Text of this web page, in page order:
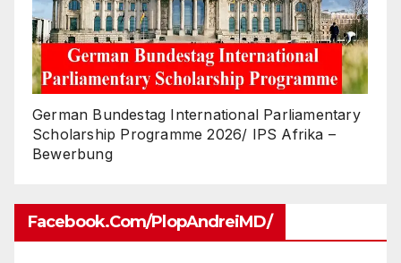
German Bundestag International Parliamentary
Scholarship Programme 2026/ IPS Afrika –
Bewerbung
Facebook.com/PlopAndreiMD/